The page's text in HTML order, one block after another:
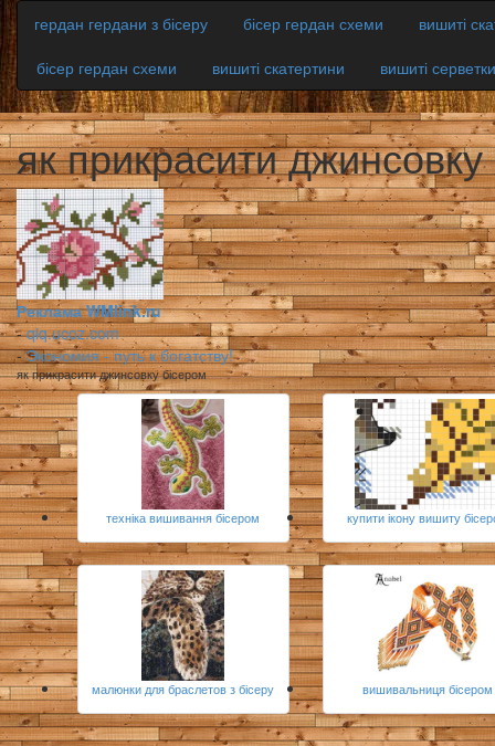
гердан гердани з бісеру бісер гердан схеми
вишиті
бісер гердан схеми
вишиті скатертини вишиті серветки
як прикрасити
Реклама WMlink.ru
-qiq.ucoz.com
-Экономия - путь к богатству!
як прикрасити джинсовку бісером
техніка вишивання бісером купити ікону вишиту
малюнки для браслетов з бісеру вишивальниця бісером